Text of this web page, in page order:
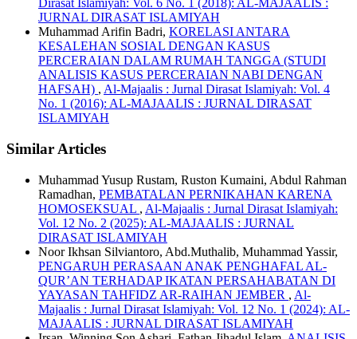
Dirasat Islamiyah: Vol. 6 No. 1 (2018): AL-MAJAALIS :
JURNAL DIRASAT ISLAMIYAH
Muhammad Arifin Badri, KORELASI ANTARA
KESALEHAN SOSIAL DENGAN KASUS
PERCERAIAN DALAM RUMAH TANGGA (STUDI
ANALISIS KASUS PERCERAIAN NABI DENGAN
HAFSAH) , Al-Majaalis : Jurnal Dirasat Islamiyah: Vol. 4
No. 1 (2016): AL-MAJAALIS : JURNAL DIRASAT
ISLAMIYAH
Similar Articles
Muhammad Yusup Rustam, Ruston Kumaini, Abdul Rahman
Ramadhan, PEMBATALAN PERNIKAHAN KARENA
HOMOSEKSUAL , Al-Majaalis : Jurnal Dirasat Islamiyah:
Vol. 12 No. 2 (2025): AL-MAJAALIS : JURNAL
DIRASAT ISLAMIYAH
Noor Ikhsan Silviantoro, Abd.Muthalib, Muhammad Yassir,
PENGARUH PERASAAN ANAK PENGHAFAL AL-
QUR’AN TERHADAP IKATAN PERSAHABATAN DI
YAYASAN TAHFIDZ AR-RAIHAN JEMBER , Al-
Majaalis : Jurnal Dirasat Islamiyah: Vol. 12 No. 1 (2024): AL-
MAJAALIS : JURNAL DIRASAT ISLAMIYAH